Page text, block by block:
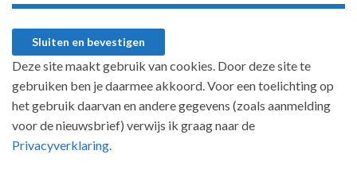
Deze site maakt gebruik van cookies. Door deze site te
gebruiken ben je daarmee akkoord. Voor een toelichting op
het gebruik daarvan en andere gegevens (zoals aanmelding
voor de nieuwsbrief) verwijs ik graag naar de
Privacyverklaring.